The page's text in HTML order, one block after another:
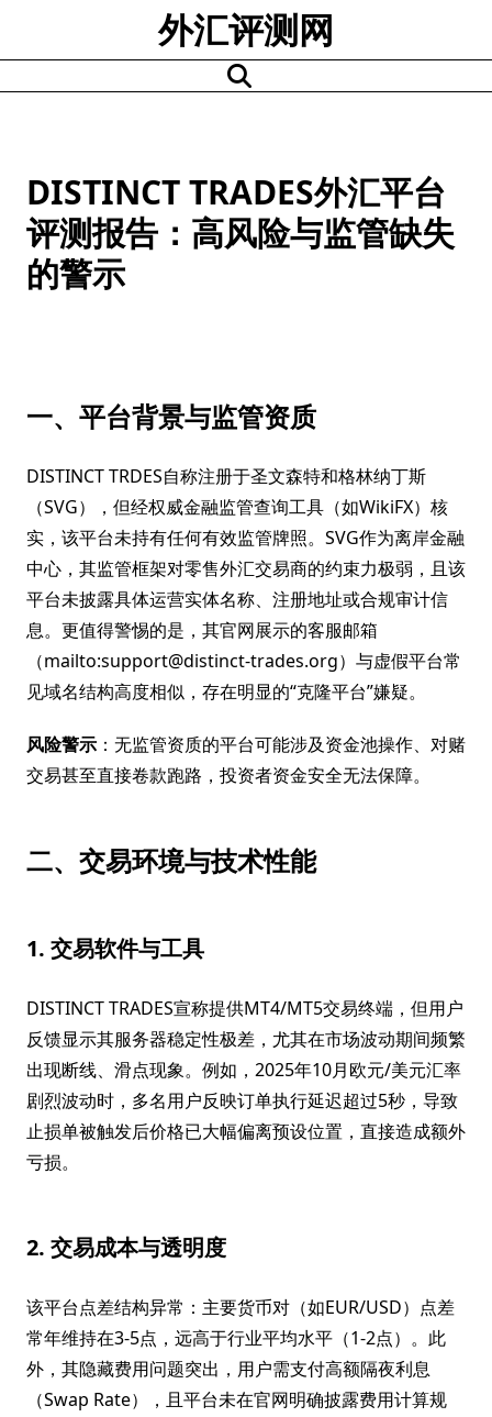
content
外汇评测网
DISTINCT TRADES外汇平台
评测报告：高风险与监管缺失
的警示
一、平台背景与监管资质
DISTINCT TRDES自称注册于圣文森特和格林纳丁斯
（SVG），但经权威金融监管查询工具（如WikiFX）核
实，该平台未持有任何有效监管牌照。SVG作为离岸金融
中心，其监管框架对零售外汇交易商的约束力极弱，且该
平台未披露具体运营实体名称、注册地址或合规审计信
息。更值得警惕的是，其官网展示的客服邮箱
（mailto:support@distinct-trades.org）与虚假平台常
见域名结构高度相似，存在明显的“克隆平台”嫌疑。
风险警示 ：无监管资质的平台可能涉及资金池操作、对赌
交易甚至直接卷款跑路，投资者资金安全无法保障。
二、交易环境与技术性能
1. 交易软件与工具
DISTINCT TRADES宣称提供MT4/MT5交易终端，但用户
反馈显示其服务器稳定性极差，尤其在市场波动期间频繁
出现断线、滑点现象。例如，2025年10月欧元/美元汇率
剧烈波动时，多名用户反映订单执行延迟超过5秒，导致
止损单被触发后价格已大幅偏离预设位置，直接造成额外
亏损。
2. 交易成本与透明度
该平台点差结构异常：主要货币对（如EUR/USD）点差
常年维持在3-5点，远高于行业平均水平（1-2点）。此
外，其隐藏费用问题突出，用户需支付高额隔夜利息
（Swap Rate），且平台未在官网明确披露费用计算规